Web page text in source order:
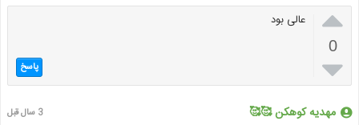

0

عالی بود
پاسخ
مهدیه کوهکن 🥰🥰 3 سال قبل